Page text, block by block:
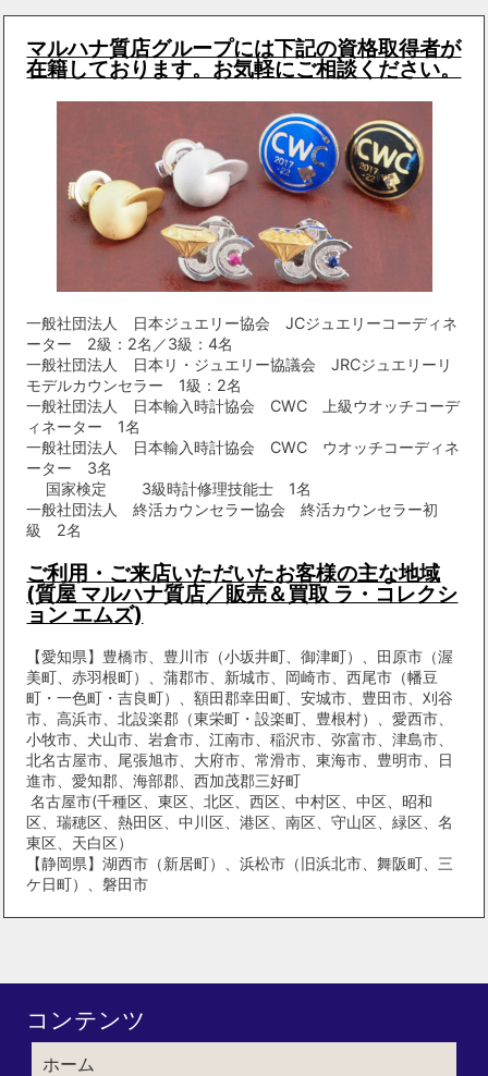
マルハナ質店グループには下記の資格取得者が
在籍しております。お気軽にご相談ください。
一般社団法人 日本ジュエリー協会 JCジュエリーコーディネ
ーター 2級：2名／3級：4名
一般社団法人 日本リ・ジュエリー協議会 JRCジュエリーリ
モデルカウンセラー 1級：2名
一般社団法人 日本輸入時計協会 CWC 上級ウオッチコーデ
ィネーター 1名
一般社団法人 日本輸入時計協会 CWC ウオッチコーディネ
ーター 3名
国家検定 3級時計修理技能士 1名
一般社団法人 終活カウンセラー協会 終活カウンセラー初
級 2名
ご利用・ご来店いただいたお客様の主な地域
(質屋 マルハナ質店／販売＆買取 ラ・コレクシ
ョン エムズ)
【愛知県】豊橋市、豊川市（小坂井町、御津町）、田原市（渥
美町、赤羽根町）、蒲郡市、新城市、岡崎市、西尾市（幡豆
町・一色町・吉良町）、額田郡幸田町、安城市、豊田市、刈谷
市、高浜市、北設楽郡（東栄町・設楽町、豊根村）、愛西市、
小牧市、犬山市、岩倉市、江南市、稲沢市、弥富市、津島市、
北名古屋市、尾張旭市、大府市、常滑市、東海市、豊明市、日
進市、愛知郡、海部郡、西加茂郡三好町
名古屋市(千種区、東区、北区、西区、中村区、中区、昭和
区、瑞穂区、熱田区、中川区、港区、南区、守山区、緑区、名
東区、天白区）
【静岡県】湖西市（新居町）、浜松市（旧浜北市、舞阪町、三
ケ日町）、磐田市
コンテンツ
ホーム